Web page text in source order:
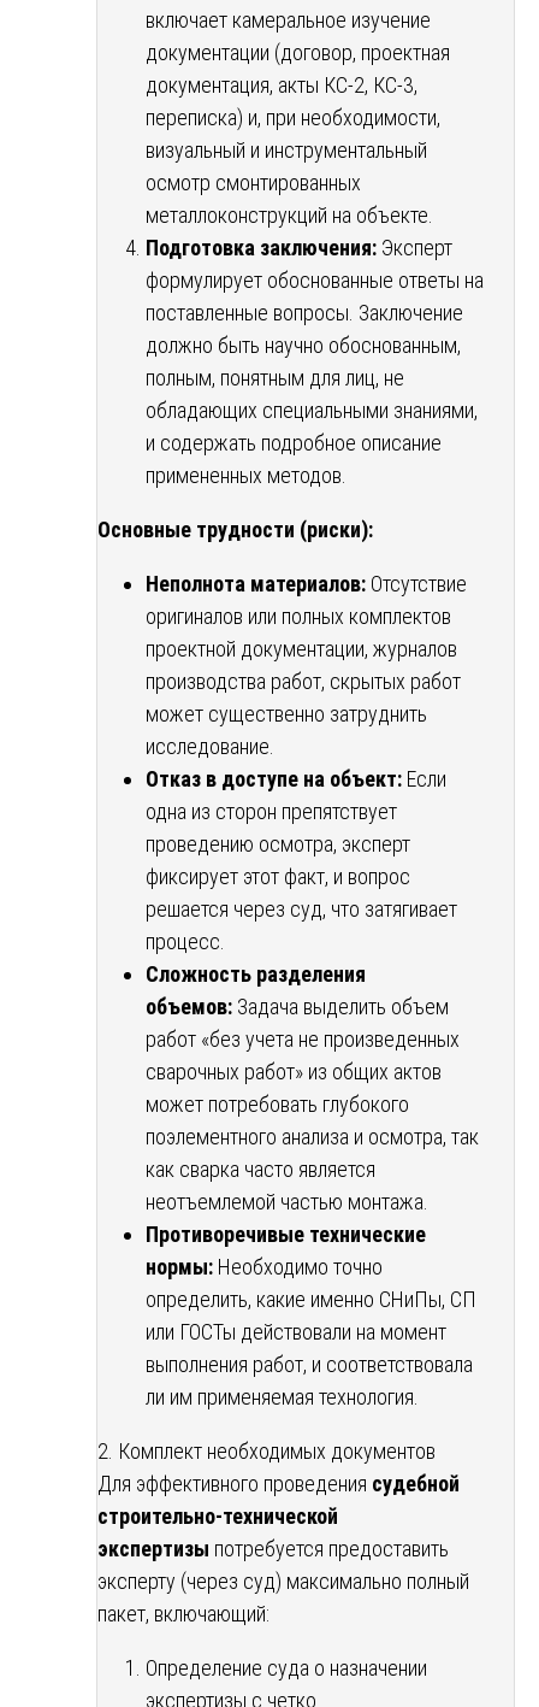
включает камеральное изучение
документации (договор, проектная
документация, акты КС-2, КС-3,
переписка) и, при необходимости,
визуальный и инструментальный
осмотр смонтированных
металлоконструкций на объекте.
Подготовка заключения: Эксперт
формулирует обоснованные ответы на
поставленные вопросы. Заключение
должно быть научно обоснованным,
полным, понятным для лиц, не
обладающих специальными знаниями,
и содержать подробное описание
примененных методов.
Основные трудности (риски):
Неполнота материалов: Отсутствие
оригиналов или полных комплектов
проектной документации, журналов
производства работ, скрытых работ
может существенно затруднить
исследование.
Отказ в доступе на объект: Если
одна из сторон препятствует
проведению осмотра, эксперт
фиксирует этот факт, и вопрос
решается через суд, что затягивает
процесс.
Сложность разделения
объемов: Задача выделить объем
работ «без учета не произведенных
сварочных работ» из общих актов
может потребовать глубокого
поэлементного анализа и осмотра, так
как сварка часто является
неотъемлемой частью монтажа.
Противоречивые технические
нормы: Необходимо точно
определить, какие именно СНиПы, СП
или ГОСТы действовали на момент
выполнения работ, и соответствовала
ли им применяемая технология.
2. Комплект необходимых документов
Для эффективного проведения судебной
строительно-технической
экспертизы потребуется предоставить
эксперту (через суд) максимально полный
пакет, включающий:
Определение суда о назначении
экспертизы с четко